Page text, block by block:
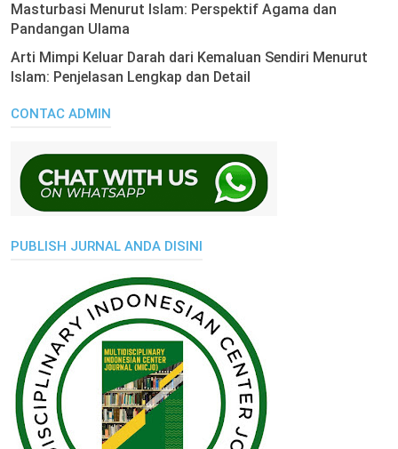
Masturbasi Menurut Islam: Perspektif Agama dan
Pandangan Ulama
Arti Mimpi Keluar Darah dari Kemaluan Sendiri Menurut
Islam: Penjelasan Lengkap dan Detail
CONTAC ADMIN
PUBLISH JURNAL ANDA DISINI